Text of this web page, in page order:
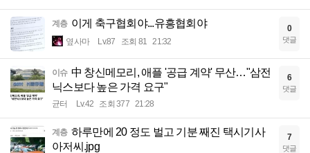
계층 이게 축구협회야...유흥협회야
옆사마 Lv.87 조회 81 21:32
0
댓글
이슈 中 창신메모리, 애플 '공급 계약' 무산…"삼전
닉스보다 높은 가격 요구"
균터 Lv.42 조회 377 21:28
6
댓글
계층 하루만에 20 정도 벌고 기분 째진 택시기사
아저씨.jpg
7
댓글